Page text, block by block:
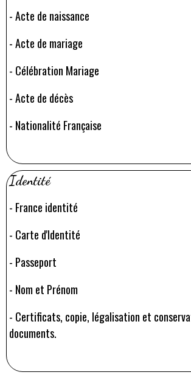
-Acte de naissance
-Acte de mariage
- Célébration Mariage
-Acte de décès
- Nationalité Française
Identité
- France identité
- Carte d'Identité
- Passeport
- Nom et Prénom
- Certificats, copie, légalisation et
documents.